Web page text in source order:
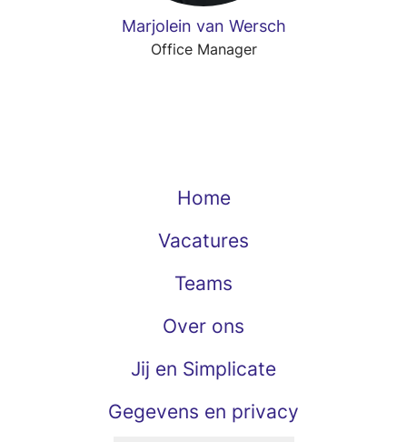
Marjolein van Wersch
Office Manager
Home
Vacatures
Teams
Over ons
Jij en Simplicate
Gegevens en privacy